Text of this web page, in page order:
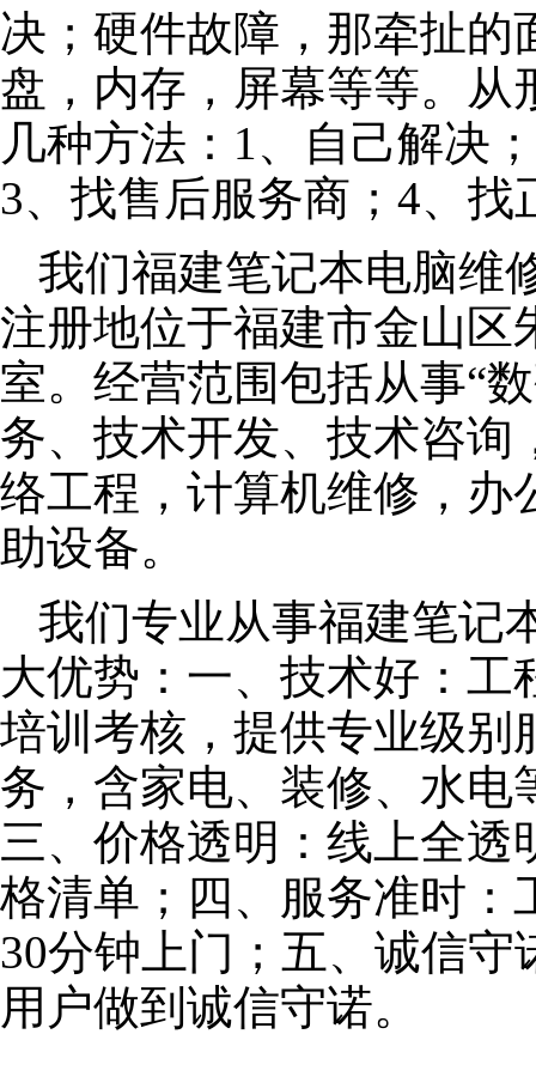
决；硬件故障，那牵扯的
盘，内存，屏幕等等。从
几种方法：1、自己解决
3、找售后服务商；4、找
我们福建笔记本电脑维
注册地位于福建市金山区
室。经营范围包括从事“
务、技术开发、技术咨询
络工程，计算机维修，办
助设备。
我们专业从事福建笔记
大优势：一、技术好：
培训考核，提供专业级别
务，含家电、装修、水电
三、价格透明：线上全
格清单；四、服务准时：
30分钟上门；五、诚信
用户做到诚信守诺。